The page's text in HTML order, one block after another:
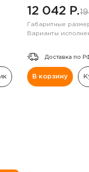
12 042 P.
Габаритные
Варианты
Доставка по
В корзину